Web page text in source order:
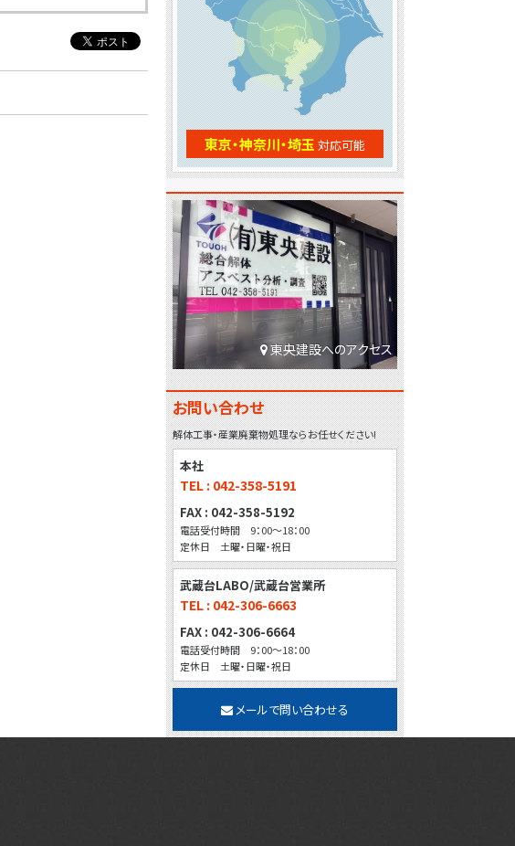
東京・神奈川・埼玉 対応可能
東央建設へのアクセス
お問い合わせ
解体工事・産業廃棄物処理ならお任せください!
本社
TEL : 042-358-5191
FAX : 042-358-5192
電話受付時間 9：00～18：00
定休日 土曜・日曜・祝日
武蔵台LABO/武蔵台営業所
TEL : 042-306-6663
FAX : 042-306-6664
電話受付時間 9：00～18：00
定休日 土曜・日曜・祝日
メールで問い合わせる